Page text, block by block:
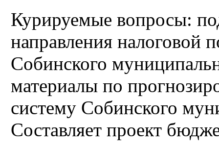
Курируемые вопросы:
направления налоговой
Собинского
материалы по
систему Собинского
Составляет проект